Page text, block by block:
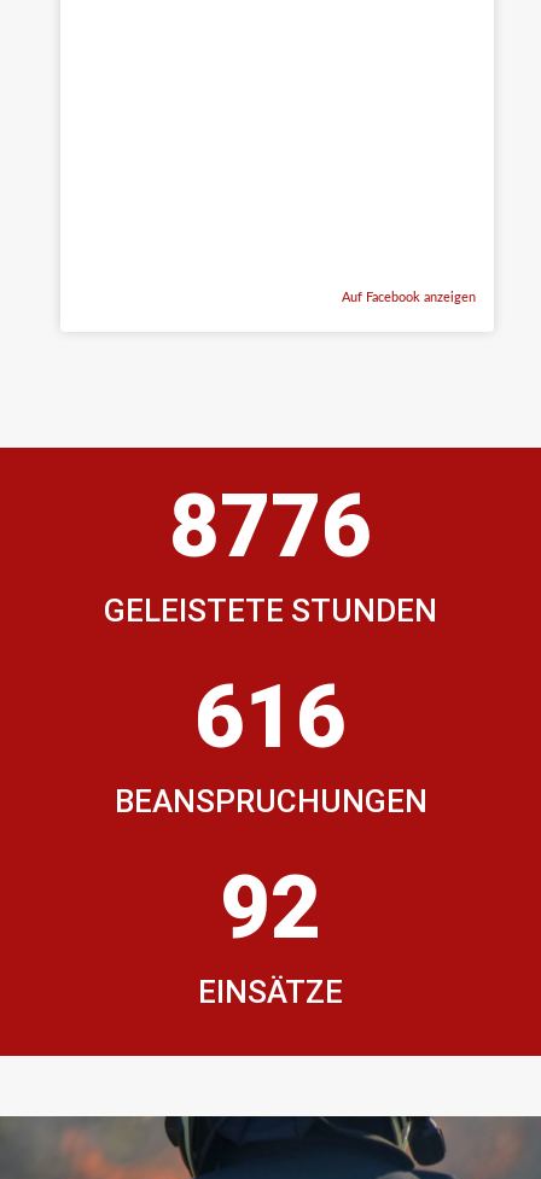
Auf Facebook anzeigen
8776
GELEISTETE STUNDEN
616
BEANSPRUCHUNGEN
92
EINSÄTZE